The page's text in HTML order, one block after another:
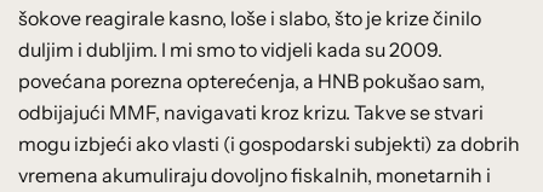
šokove reagirale kasno, loše i slabo, što je krize činilo
duljim i dubljim. I mi smo to vidjeli kada su 2009.
povećana porezna opterećenja, a HNB pokušao sam,
odbijajući MMF, navigavati kroz krizu. Takve se stvari
mogu izbjeći ako vlasti (i gospodarski subjekti) za dobrih
vremena akumuliraju dovoljno fiskalnih, monetarnih i